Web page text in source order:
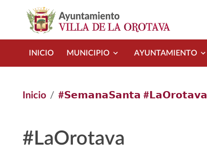
INICIO MUNICIPIO AYUNTAMIENTO
Inicio #𝗦𝗲𝗺𝗮𝗻𝗮𝗦𝗮𝗻𝘁𝗮 #𝗟𝗮𝗢𝗿𝗼𝘁𝗮𝘃𝗮
#LaOrotava